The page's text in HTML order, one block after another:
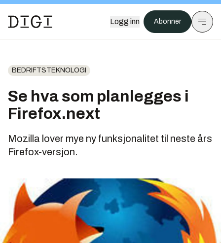
Logg inn Abonner
BEDRIFTSTEKNOLOGI
Se hva som planlegges i
Firefox.next
Mozilla lover mye ny funksjonalitet til neste års
Firefox-versjon.